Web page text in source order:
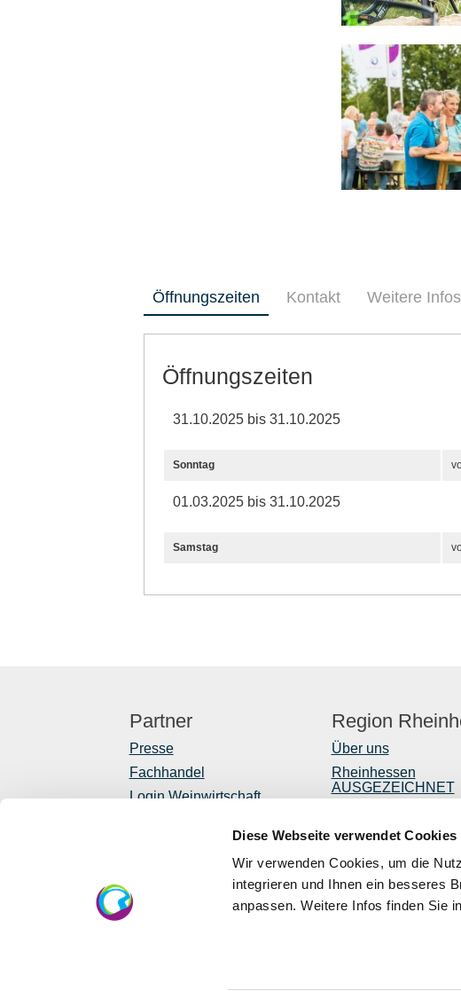
Diese Webseite verwendet Cookies
Wir verwenden Cookies, um die
integrieren und Ihnen ein besseres
anpassen. Weitere Infos finden Sie
Öffnungszeiten Kontakt Weitere
Öffnungszeiten
31.10.2025 bis 31.10.2025
Sonntag
01.03.2025 bis 31.10.2025
Samstag
Partner
Presse
Fachhandel
Login Weinwirtschaft
Mediendatenbank
Region
Über uns
Rheinhessen
AUSGEZEICHNET
Shop
Newsletter